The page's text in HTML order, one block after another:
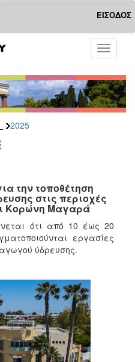
ΕΙΣΟΔΟΣ
Toggle
2025
την τοποθέτηση
στις περιοχές
Κορώνη Μαγαρά
ότι από 10 έως 20
εργασίες
ύδρευσης.